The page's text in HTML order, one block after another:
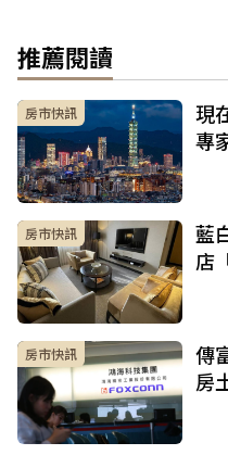
推薦閱讀
房市快訊
現
專
房市快訊
藍
店
房市快訊
傳
房